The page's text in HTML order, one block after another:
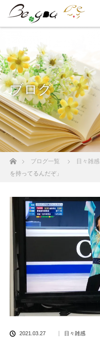
ブログ
ホームブログ一覧 日々雑感
を持ってるんだぞ」
2021.03.27 日々雑感